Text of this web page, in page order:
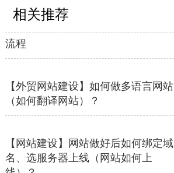
相关推荐
【网站建设】客户管理后台账号设置
流程
【外贸网站建设】如何做多语言网站
（如何翻译网站）？
【网站建设】网站做好后如何绑定域
名、选服务器上线（网站如何上
线）？